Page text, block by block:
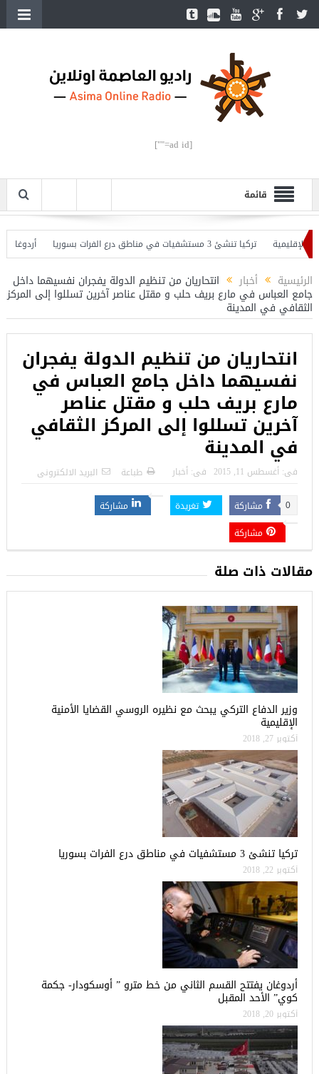
[ad id=""]
قائمة
تركيا تنشئ 3 مستشفيات في مناطق درع الفرات بسوريا
أردوغان
الرئيسية أخبار انتحاريان من تنظيم الدولة يفجران نفسيهما داخل
جامع العباس في مارع بريف حلب و مقتل عناصر آخرين تسللوا إلى المركز
الثقافي في المدينة
انتحاريان من تنظيم الدولة يفجران
نفسيهما داخل جامع العباس في
مارع بريف حلب و مقتل عناصر
آخرين تسللوا إلى المركز الثقافي
في المدينة
فى: أغسطس 11, 2015 فى: أخبار طباعة البريد الالكترونى
مشاركة 0 تغريدة
مشاركة
مشاركة
مقالات ذات صلة
وزير الدفاع التركي يبحث مع نظيره الروسي القضايا الأمنية
الإقليمية
أكتوبر 27, 2018
تركيا تنشئ 3 مستشفيات في مناطق درع الفرات بسوريا
أكتوبر 22, 2018
أردوغان يفتتح القسم الثاني من خط مترو ” أوسكودار- جكمة
كوي” الأحد المقبل
أكتوبر 20, 2018